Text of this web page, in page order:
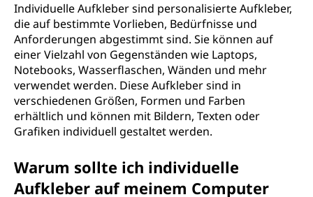
Individuelle Aufkleber sind personalisierte Aufkleber,
die auf bestimmte Vorlieben, Bedürfnisse und
Anforderungen abgestimmt sind. Sie können auf
einer Vielzahl von Gegenständen wie Laptops,
Notebooks, Wasserflaschen, Wänden und mehr
verwendet werden. Diese Aufkleber sind in
verschiedenen Größen, Formen und Farben
erhältlich und können mit Bildern, Texten oder
Grafiken individuell gestaltet werden.
Warum sollte ich individuelle
Aufkleber auf meinem Computer